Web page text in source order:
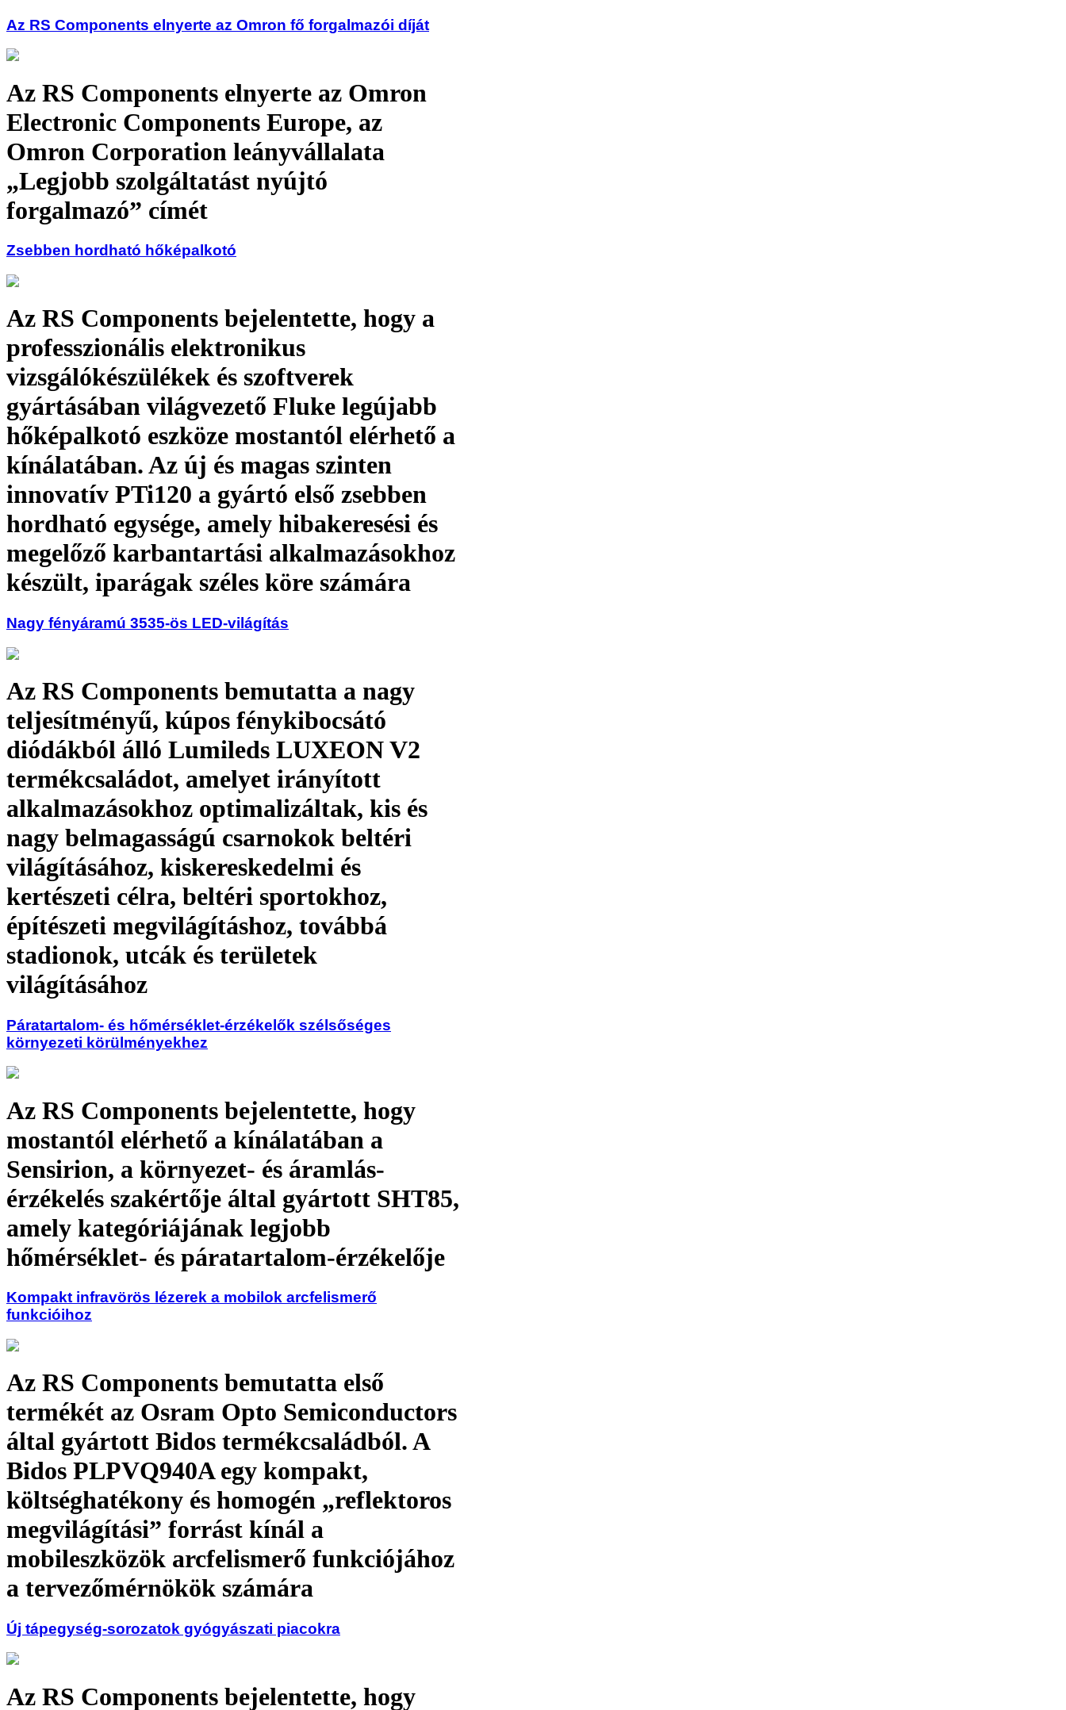
Az RS Components elnyerte az Omron fő forgalmazói díját
Az RS Components elnyerte az Omron
Electronic Components Europe, az
Omron Corporation leányvállalata
„Legjobb szolgáltatást nyújtó
forgalmazó” címét
Zsebben hordható hőképalkotó
Az RS Components bejelentette, hogy a
professzionális elektronikus
vizsgálókészülékek és szoftverek
gyártásában világvezető Fluke legújabb
hőképalkotó eszköze mostantól elérhető a
kínálatában. Az új és magas szinten
innovatív PTi120 a gyártó első zsebben
hordható egysége, amely hibakeresési és
megelőző karbantartási alkalmazásokhoz
készült, iparágak széles köre számára
Nagy fényáramú 3535-ös LED-világítás
Az RS Components bemutatta a nagy
teljesítményű, kúpos fénykibocsátó
diódákból álló Lumileds LUXEON V2
termékcsaládot, amelyet irányított
alkalmazásokhoz optimalizáltak, kis és
nagy belmagasságú csarnokok beltéri
világításához, kiskereskedelmi és
kertészeti célra, beltéri sportokhoz,
építészeti megvilágításhoz, továbbá
stadionok, utcák és területek
világításához
Páratartalom- és hőmérséklet-érzékelők szélsőséges
környezeti körülményekhez
Az RS Components bejelentette, hogy
mostantól elérhető a kínálatában a
Sensirion, a környezet- és áramlás-
érzékelés szakértője által gyártott SHT85,
amely kategóriájának legjobb
hőmérséklet- és páratartalom-érzékelője
Kompakt infravörös lézerek a mobilok arcfelismerő
funkcióihoz
Az RS Components bemutatta első
termékét az Osram Opto Semiconductors
által gyártott Bidos termékcsaládból. A
Bidos PLPVQ940A egy kompakt,
költséghatékony és homogén „reflektoros
megvilágítási” forrást kínál a
mobileszközök arcfelismerő funkciójához
a tervezőmérnökök számára
Új tápegység-sorozatok gyógyászati piacokra
Az RS Components bejelentette, hogy